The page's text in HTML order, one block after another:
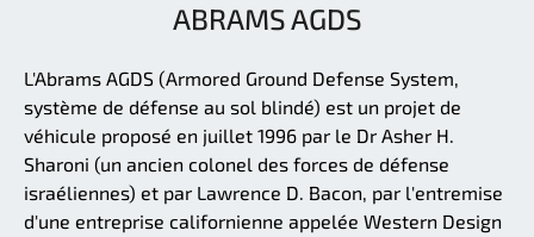
ABRAMS AGDS
L'Abrams AGDS (Armored Ground Defense System,
système de défense au sol blindé) est un projet de
véhicule proposé en juillet 1996 par le Dr Asher H.
Sharoni (un ancien colonel des forces de défense
israéliennes) et par Lawrence D. Bacon, par l'entremise
d'une entreprise californienne appelée Western Design